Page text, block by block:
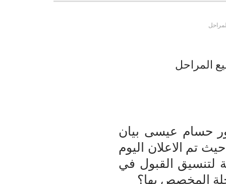
المراحل
حسام عيسى بيان
من نتيجة التنسيق للجامعات والمعاهد لعام 2013 , حيث تم الاعلان اليوم
لتنسيق القبول في
المخصص بها؟